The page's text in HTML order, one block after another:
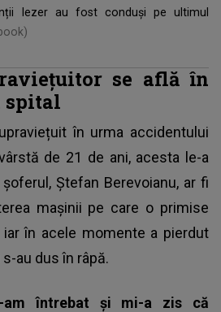
Iezer au fost conduși pe ultimul
se află în
spital
în urma accidentului
de 21 de ani, acesta le-a
Ștefan Berevoianu, ar fi
mașinii pe care o primise
în acele momente a pierdut
au dus în râpă.
am întrebat și mi-a zis că